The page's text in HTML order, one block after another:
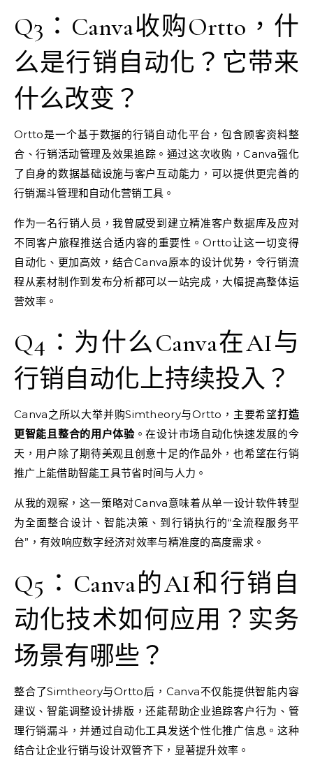
Q3：Canva收购Ortto，什
么是行销自动化？它带来
什么改变？
Ortto是一个基于数据的行销自动化平台，包含顾客资料整
合、行销活动管理及效果追踪。通过这次收购，Canva强化
了自身的数据基础设施与客户互动能力，可以提供更完善的
行销漏斗管理和自动化营销工具。
作为一名行销人员，我曾感受到建立精准客户数据库及应对
不同客户旅程推送合适内容的重要性。Ortto让这一切变得
自动化、更加高效，结合Canva原本的设计优势，令行销流
程从素材制作到发布分析都可以一站完成，大幅提高整体运
营效率。
Q4：为什么Canva在AI与
行销自动化上持续投入？
Canva之所以大举并购Simtheory与Ortto，主要希望打造
更智能且整合的用户体验。在设计市场自动化快速发展的今
天，用户除了期待美观且创意十足的作品外，也希望在行销
推广上能借助智能工具节省时间与人力。
从我的观察，这一策略对Canva意味着从单一设计软件转型
为全面整合设计、智能决策、到行销执行的“全流程服务平
台”，有效响应数字经济对效率与精准度的高度需求。
Q5：Canva的AI和行销自
动化技术如何应用？实务
场景有哪些？
整合了Simtheory与Ortto后，Canva不仅能提供智能内容
建议、智能调整设计排版，还能帮助企业追踪客户行为、管
理行销漏斗，并通过自动化工具发送个性化推广信息。这种
结合让企业行销与设计双管齐下，显著提升效率。